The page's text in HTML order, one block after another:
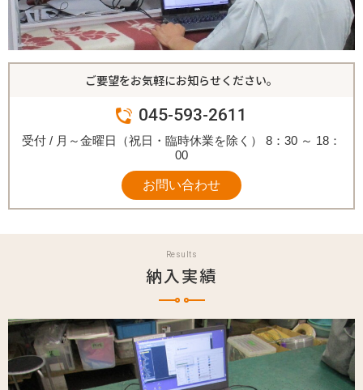
ご要望をお気軽にお知らせください。
045-593-2611
受付 / 月～金曜日（祝日・臨時休業を除く） 8：30 ～ 18：
00
お問い合わせ
Results
納入実績